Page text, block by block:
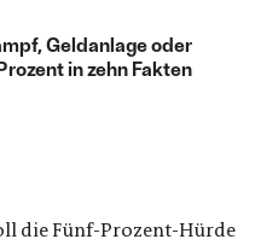
Geldanlage oder
in zehn Fakten
die Fünf-Prozent-Hürde